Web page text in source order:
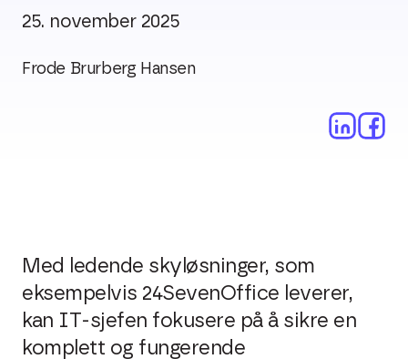
25. november 2025
Frode Brurberg Hansen
Med ledende skyløsninger, som
eksempelvis 24SevenOffice leverer,
kan IT-sjefen fokusere på å sikre en
komplett og fungerende